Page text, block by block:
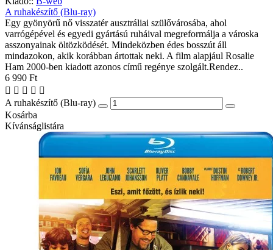
A ruhakészítő (Blu-ray)
Egy gyönyörű nő visszatér ausztráliai szülővárosába, ahol
varrógépével és egyedi gyártású ruháival megreformálja a városka
asszonyainak öltözködését. Mindeközben édes bosszút áll
mindazokon, akik korábban ártottak neki. A film alapjául Rosalie
Ham 2000-ben kiadott azonos című regénye szolgált.Rendez..
6 990 Ft
A ruhakészítő (Blu-ray)
Kosárba
Kívánságlistára